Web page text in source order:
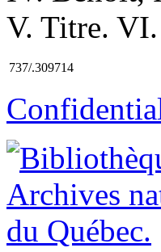
V. Titre.
737/.309714